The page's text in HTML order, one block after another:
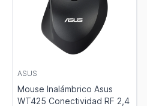
ASUS
Mouse Inalámbrico Asus
WT425 Conectividad RF 2,4